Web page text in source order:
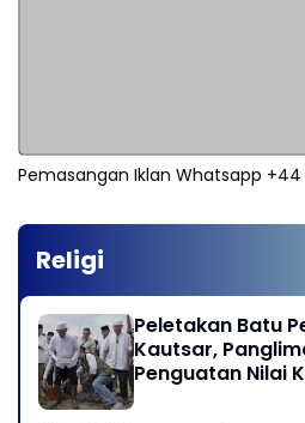
Pemasangan Iklan Whatsapp +44
Religi
Peletakan Batu
Kautsar,
Penguatan Nilai